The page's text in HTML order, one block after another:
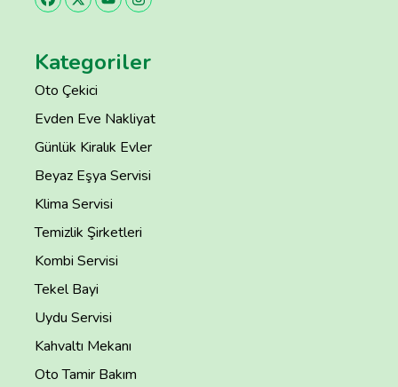
Kategoriler
Oto Çekici
Evden Eve Nakliyat
Günlük Kiralık Evler
Beyaz Eşya Servisi
Klima Servisi
Temizlik Şirketleri
Kombi Servisi
Tekel Bayi
Uydu Servisi
Kahvaltı Mekanı
Oto Tamir Bakım